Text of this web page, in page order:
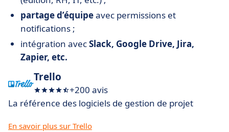
partage d’équipeavec permissions et
notifications ;
intégration avecSlack, Google Drive, Jira,
Zapier, etc.
Trello
+200 avis
La référence des logiciels de gestion de projet
En savoir plus sur Trello